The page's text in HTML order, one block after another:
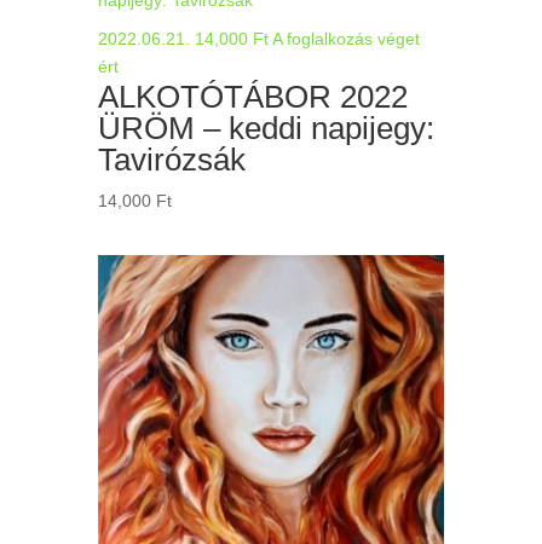
2022.06.21. 14,000 Ft A foglalkozás véget
ért
ALKOTÓTÁBOR 2022
ÜRÖM – keddi napijegy:
Tavirózsák
14,000 Ft